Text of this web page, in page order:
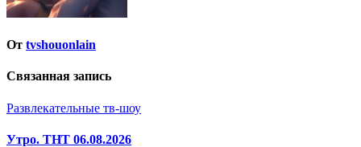
От tvshouonlain
Связанная запись
Развлекательные тв-шоу
Утро. ТНТ 06.08.2026